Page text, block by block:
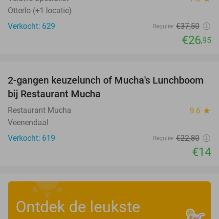
Otterlo (+1 locatie)
Verkocht: 629
Regulier €37,50
€26,95
39%
2-gangen keuzelunch of Mucha's Lunchboom
bij Restaurant Mucha
Restaurant Mucha 9.6 star
Veenendaal
Verkocht: 619
Regulier €22,80
€14
Ontdek de leukste